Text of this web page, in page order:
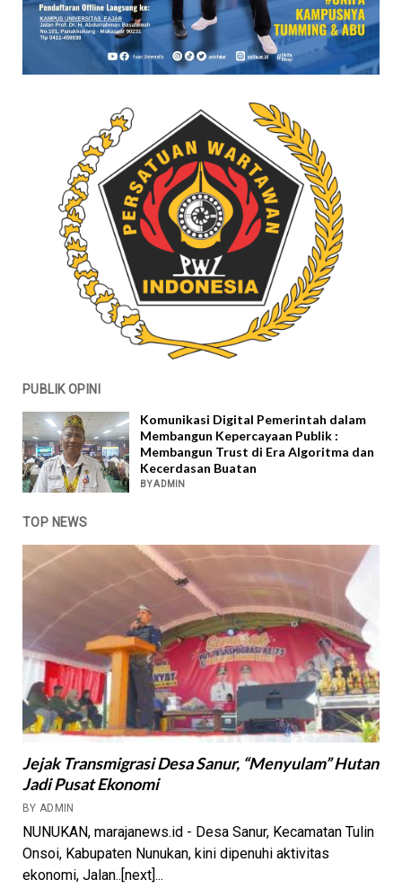
PUBLIK OPINI
Komunikasi Digital Pemerintah dalam
Membangun Kepercayaan Publik :
Membangun Trust di Era Algoritma dan
Kecerdasan Buatan
BY ADMIN
TOP NEWS
Jejak Transmigrasi Desa Sanur, “Menyulam” Hutan
Jadi Pusat Ekonomi
BY ADMIN
NUNUKAN, marajanews.id - Desa Sanur, Kecamatan Tulin
Onsoi, Kabupaten Nunukan, kini dipenuhi aktivitas
ekonomi, Jalan..[next]...